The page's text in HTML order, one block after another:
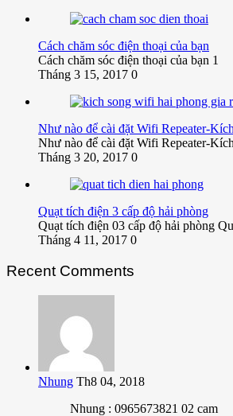
Cách chăm sóc điện thoại của bạn
Cách chăm sóc điện thoại của bạn 1
Tháng 3 15, 2017 0
Như nào để cài đặt Wifi Repeater-
Như nào để cài đặt Wifi Repeater-
Tháng 3 20, 2017 0
Quạt tích điện 3 cấp độ hải phòng
Quạt tích điện 03 cấp độ hải phòng
Tháng 4 11, 2017 0
Recent Comments
Nhung Th8 04, 2018
Nhung : 0965673821 02 cam